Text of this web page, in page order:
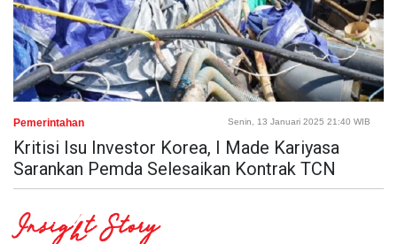
Pemerintahan Senin, 13 Januari 2025 21:40 WIB
Kritisi Isu Investor Korea, I Made Kariyasa
Sarankan Pemda Selesaikan Kontrak TCN
Insight Story